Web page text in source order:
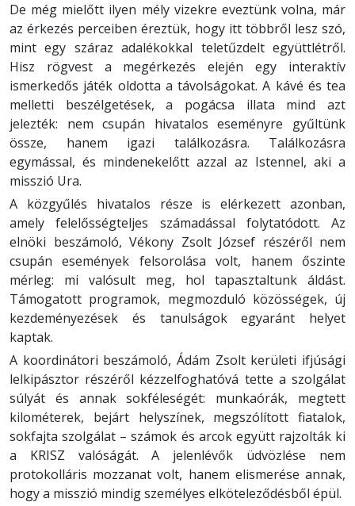
De még mielőtt ilyen mély vizekre eveztünk volna, már
az érkezés perceiben éreztük, hogy itt többről lesz szó,
mint egy száraz adalékokkal teletűzdelt együttlétről.
Hisz rögvest a megérkezés elején egy interaktív
ismerkedős játék oldotta a távolságokat. A kávé és tea
melletti beszélgetések, a pogácsa illata mind azt
jelezték: nem csupán hivatalos eseményre gyűltünk
össze, hanem igazi találkozásra. Találkozásra
egymással, és mindenekelőtt azzal az Istennel, aki a
misszió Ura.
A közgyűlés hivatalos része is elérkezett azonban,
amely felelősségteljes számadással folytatódott. Az
elnöki beszámoló, Vékony Zsolt József részéről nem
csupán események felsorolása volt, hanem őszinte
mérleg: mi valósult meg, hol tapasztaltunk áldást.
Támogatott programok, megmozduló közösségek, új
kezdeményezések és tanulságok egyaránt helyet
kaptak.
A koordinátori beszámoló, Ádám Zsolt kerületi ifjúsági
lelkipásztor részéről kézzelfoghatóvá tette a szolgálat
súlyát és annak sokféleségét: munkaórák, megtett
kilométerek, bejárt helyszínek, megszólított fiatalok,
sokfajta szolgálat – számok és arcok együtt rajzolták ki
a KRISZ valóságát. A jelenlévők üdvözlése nem
protokolláris mozzanat volt, hanem elismerése annak,
hogy a misszió mindig személyes elköteleződésből épül.